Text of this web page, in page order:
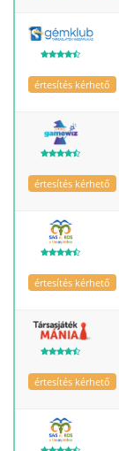
értesítés kérhető
értesítés kérhető
értesítés kérhető
értesítés kérhető